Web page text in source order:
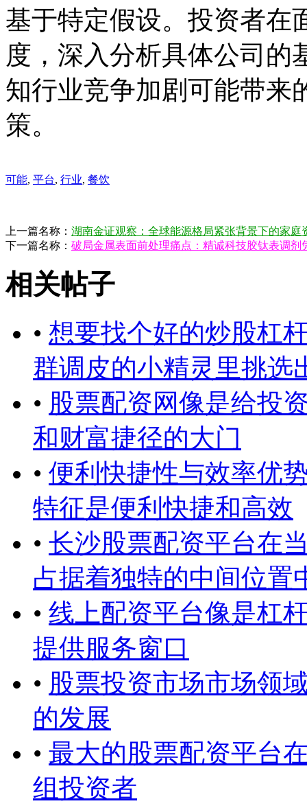
基于特定假设。投资者在
度，深入分析具体公司的
知行业竞争加剧可能带来
策。
可能, 平台, 行业, 餐饮
上一篇名称： 湖南金证观察：全球能源格局紧张背景下的家庭
下一篇名称： 破局金属表面前处理痛点：精诚科技胶钛表调剂
相关帖子
• 想要找个好的炒股杠
群调皮的小精灵里挑选
• 股票配资网像是给投
和财富捷径的大门
• 便利快捷性与效率优
特征是便利快捷和高效
• 长沙股票配资平台在
占据着独特的中间位置
• 线上配资平台像是杠
提供服务窗口
• 股票投资市场市场领
的发展
• 最大的股票配资平台
组投资者